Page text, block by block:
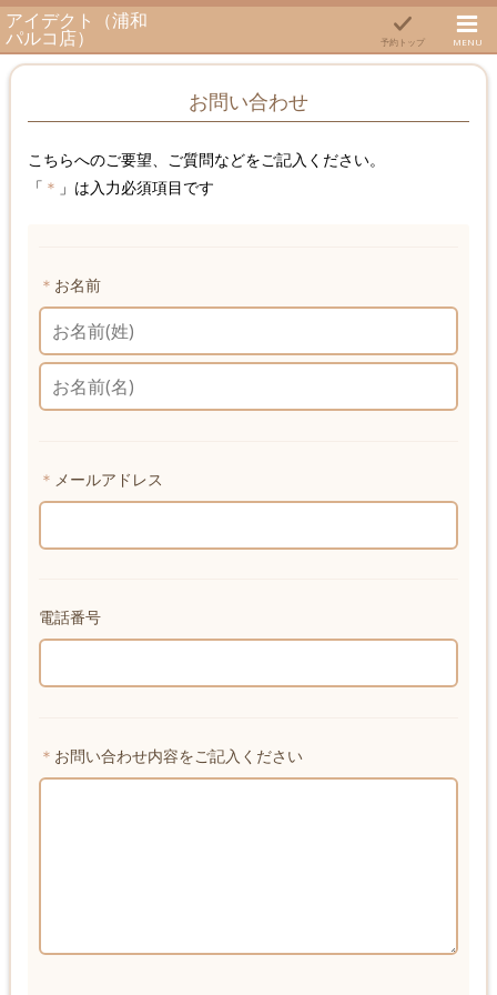
アイデクト（浦和
パルコ店） 予約トップ MENU
お問い合わせ
こちらへのご要望、ご質問などをご記入ください。
「 ＊ 」は入力必須項目です
＊ お名前
＊ メールアドレス
電話番号
＊ お問い合わせ内容をご記入ください